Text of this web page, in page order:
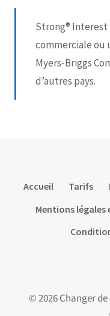
Strong®
commerciale ou
Myers-Briggs
d’autres pays.
Accueil Tarifs
Mentions
© 2026 Changer